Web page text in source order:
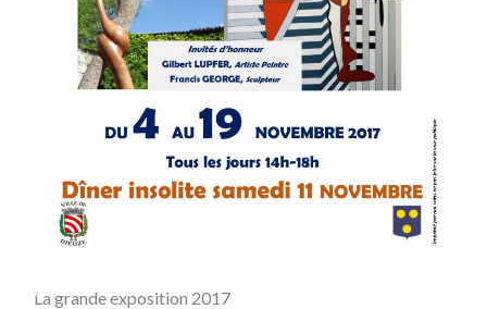
La grande exposition 2017